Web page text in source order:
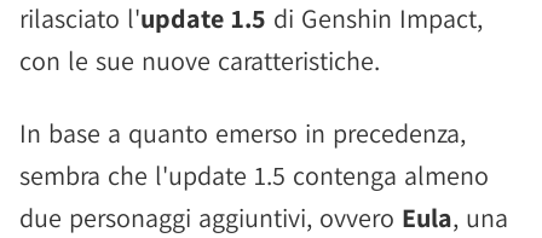
rilasciato l'update 1.5 di Genshin Impact,
con le sue nuove caratteristiche.
In base a quanto emerso in precedenza,
sembra che l'update 1.5 contenga almeno
due personaggi aggiuntivi, ovvero Eula, una